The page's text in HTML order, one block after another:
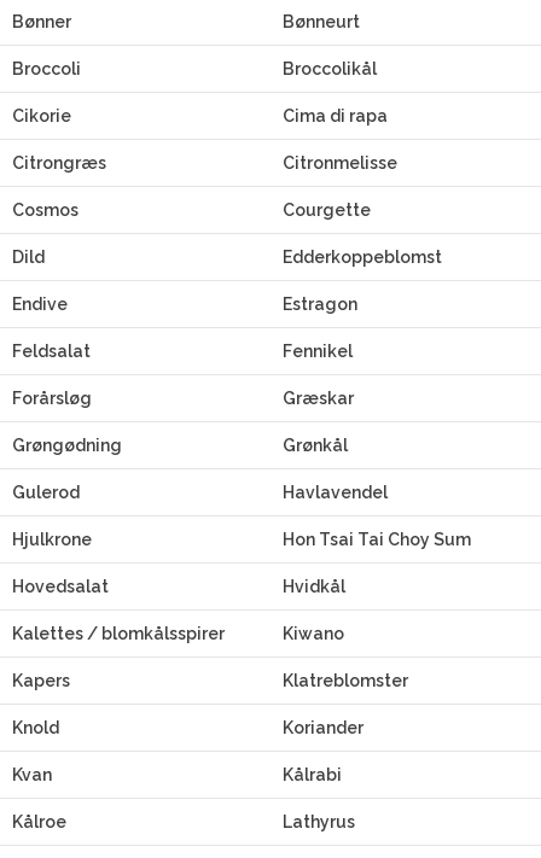
Bønner Bønneurt
Broccoli Broccolikål
Cikorie Cima di rapa
Citrongræs Citronmelisse
Cosmos Courgette
Dild Edderkoppeblomst
Endive Estragon
Feldsalat Fennikel
Forårsløg Græskar
Grøngødning Grønkål
Gulerod Havlavendel
Hjulkrone Hon Tsai Tai Choy Sum
Hovedsalat Hvidkål
Kalettes / blomkålsspirer Kiwano
Kapers Klatreblomster
Knold Koriander
Kvan Kålrabi
Kålroe Lathyrus